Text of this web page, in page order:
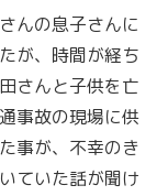
んの息子さんに
が、時間が経ち
さんと子供を亡
事故の現場に供
事が、不幸のき
ていた話が聞け